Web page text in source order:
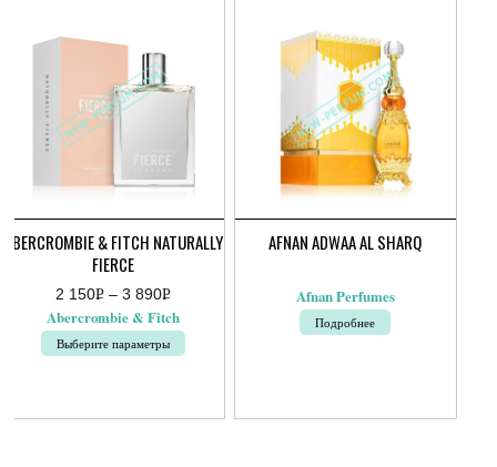
ABERCROMBIE & FITCH NATURALLY
FIERCE
2 150Р
УБ.
– 3 890Р
УБ.
Диапазон
150руб.
Abercrombie & Fitch
Выберите параметры
имеет
AFNAN ADWAA AL SHARQ
Afnan Perfumes
Подробнее